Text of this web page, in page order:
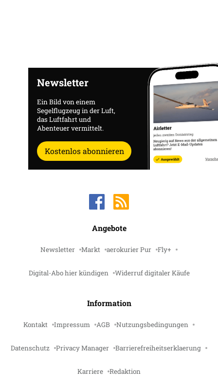
Newsletter
Ein Bild von einem
Segelflugzeug in der Luft,
das Luftfahrt und
Abenteuer vermittelt.
Kostenlos abonnieren
Angebote
Newsletter Markt aerokurier Pur Fly+
Digital-Abo hier kündigen Widerruf digitaler Käufe
Information
Kontakt Impressum AGB Nutzungsbedingungen
Datenschutz Privacy Manager Barrierefreiheitserklaerung
Karriere Redaktion